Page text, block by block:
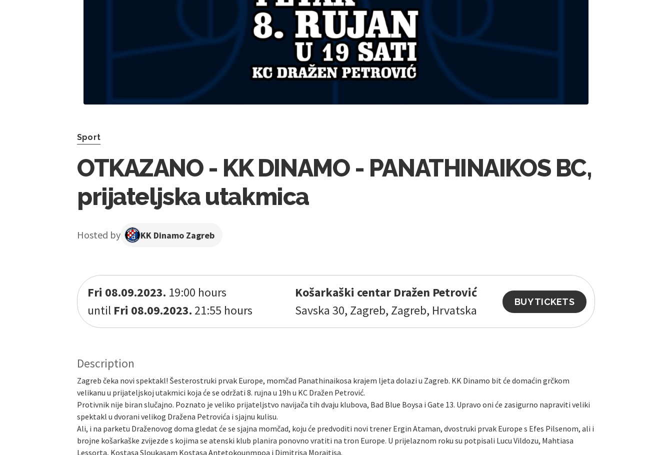
Sport
OTKAZANO - KK DINAMO - PANATHINAIKOS BC,
prijateljska utakmica
Hosted by KK Dinamo Zagreb
Fri 08.09.2023. 19:00 hours
until Fri 08.09.2023. 21:55 hours
Košarkaški centar Dražen Petrović
Savska 30, Zagreb, Zagreb, Hrvatska
BUY TICKETS
Description
Zagreb čeka novi spektakl! Šesterostruki prvak Europe, momčad Panathinaikosa krajem ljeta dolazi u Zagreb. KK Dinamo bit će domaćin grčkom
velikanu u prijateljskoj utakmici koja će se održati 8. rujna u 19h u KC Dražen Petrović.
Protivnik nije biran slučajno. Poznato je veliko prijateljstvo navijača tih dvaju klubova, Bad Blue Boysa i Gate 13. Upravo oni će zasigurno napraviti veliki
spektakl u dvorani velikog Dražena Petrovića i sjajnu kulisu.
Ali, i na parketu Draženovog doma gledat će se sjajna momčad, koju će predvoditi novi trener Ergin Ataman, dvostruki prvak Europe s Efes Pilsenom, ali i
brojne košarkaške zvijezde s kojima se atenski klub planira ponovno vratiti na tron Europe. U prijelaznom roku su potpisali Lucu Vildozu, Mahtiasa
Lessorta, Kostasa Sloukasam Kostasa Antetokounmpoa i Dimitrisa Moraitisa.